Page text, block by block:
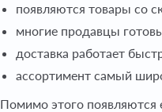
появляются товары со
многие продавцы
доставка работает
ассортимент самый
Помимо этого появляются